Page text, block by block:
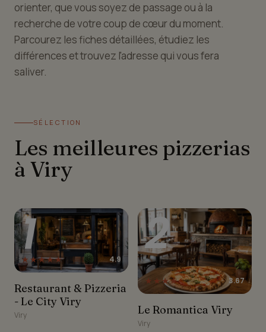
orienter, que vous soyez de passage ou à la
recherche de votre coup de cœur du moment.
Parcourez les fiches détaillées, étudiez les
différences et trouvez l'adresse qui vous fera
saliver.
SÉLECTION
Les meilleures pizzerias
à Viry
Restaurant & Pizzeria -
Le City Viry
1
★★★★★ 4.9
Restaurant & Pizzeria
- Le City Viry
Viry
Le Romantica Viry
2
★★★★☆ 3.67
Le Romantica Viry
Viry